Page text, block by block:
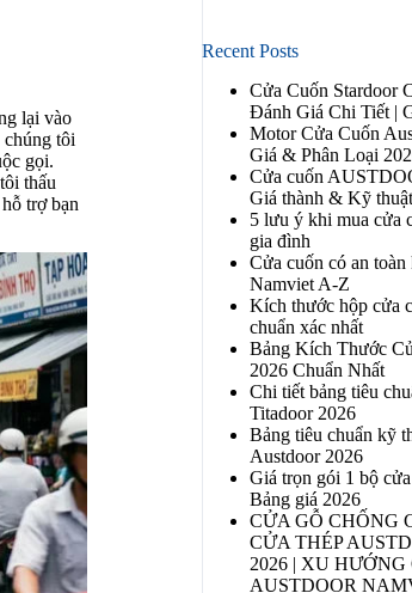
lại vào
tôi
gọi.
thấu
trợ bạn
Recent Posts
Cửa Cuốn Stardoor
Đánh Giá Chi Tiết |
Motor Cửa Cuốn
Giá & Phân Loại
Cửa cuốn
Giá thành & Kỹ thuật
5 lưu ý khi mua cửa
gia đình
Cửa cuốn có an
Namviet A-Z
Kích thước hộp cửa
chuẩn xác nhất
Bảng Kích Thước
2026 Chuẩn Nhất
Chi tiết bảng tiêu
Titadoor 2026
Bảng tiêu chuẩn kỹ
Austdoor 2026
Giá trọn gói 1 bộ
Bảng giá 2026
CỬA GỖ CHỐNG
CỬA THÉP
2026 | XU
AUSTDOOR